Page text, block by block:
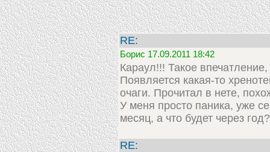
RE:
Борис 17.09.2011 18:42
Караул!!! Такое
Появляется какая-то
очаги. Прочитал в нете,
У меня просто паника, уже
месяц, а что будет через год?
RE: